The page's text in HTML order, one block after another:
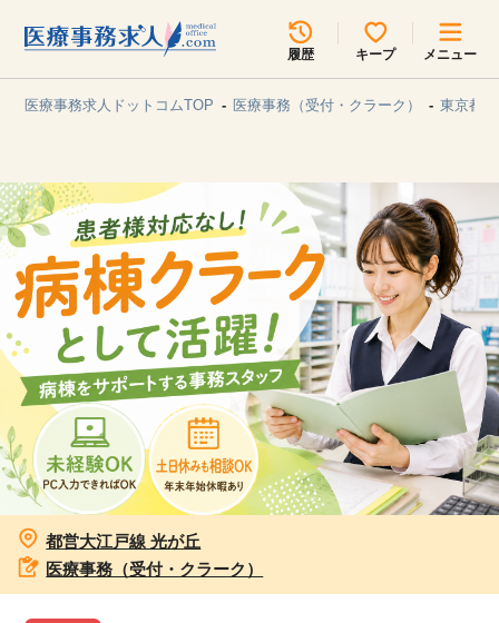
履歴 キープ メニュー
無料転職サポート お問い合わせ
見学会・イベント情報
医療事務まるわかりコラム
よくあるご質問
お知らせ
医療事務求人ドットコムとは
医療事務求人ドットコムTOP 医療事務（受付・クラーク） 東京都/
都営大江戸線 光が丘
医療事務（受付・クラーク）
所在地のエリアを選択してください
各支店担当よりご連絡させていただきます。
関東 関西
東海 北海道・東北
甲信越・北陸 中国・四国
九州・沖縄